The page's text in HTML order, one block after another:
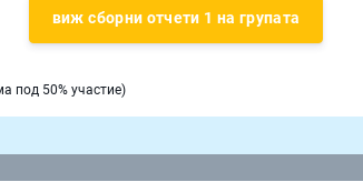
виж сборни отчети 1 на групата
50% участие)